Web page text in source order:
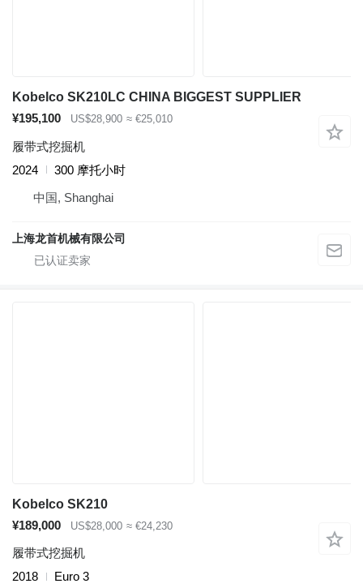
Kobelco SK210LC CHINA BIGGEST SUPPLIER
¥195,100
US$28,900 ≈ €25,010
履带式挖掘机
2024
300 摩托小时
中国, Shanghai
上海龙首机械有限公司
Kobelco SK210
¥189,000
US$28,000 ≈ €24,230
履带式挖掘机
2018
Euro 3